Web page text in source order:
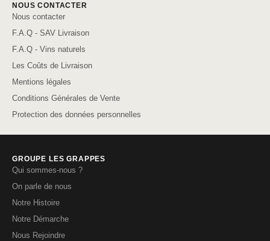
NOUS CONTACTER
Nous contacter
F.A.Q - SAV Livraison
F.A.Q - Vins naturels
Les Coûts de Livraison
Mentions légales
Conditions Générales de Vente
Protection des données personnelles
GROUPE LES GRAPPES
Qui sommes-nous ?
On parle de nous
Notre Histoire
Notre Démarche
Nous Rejoindre